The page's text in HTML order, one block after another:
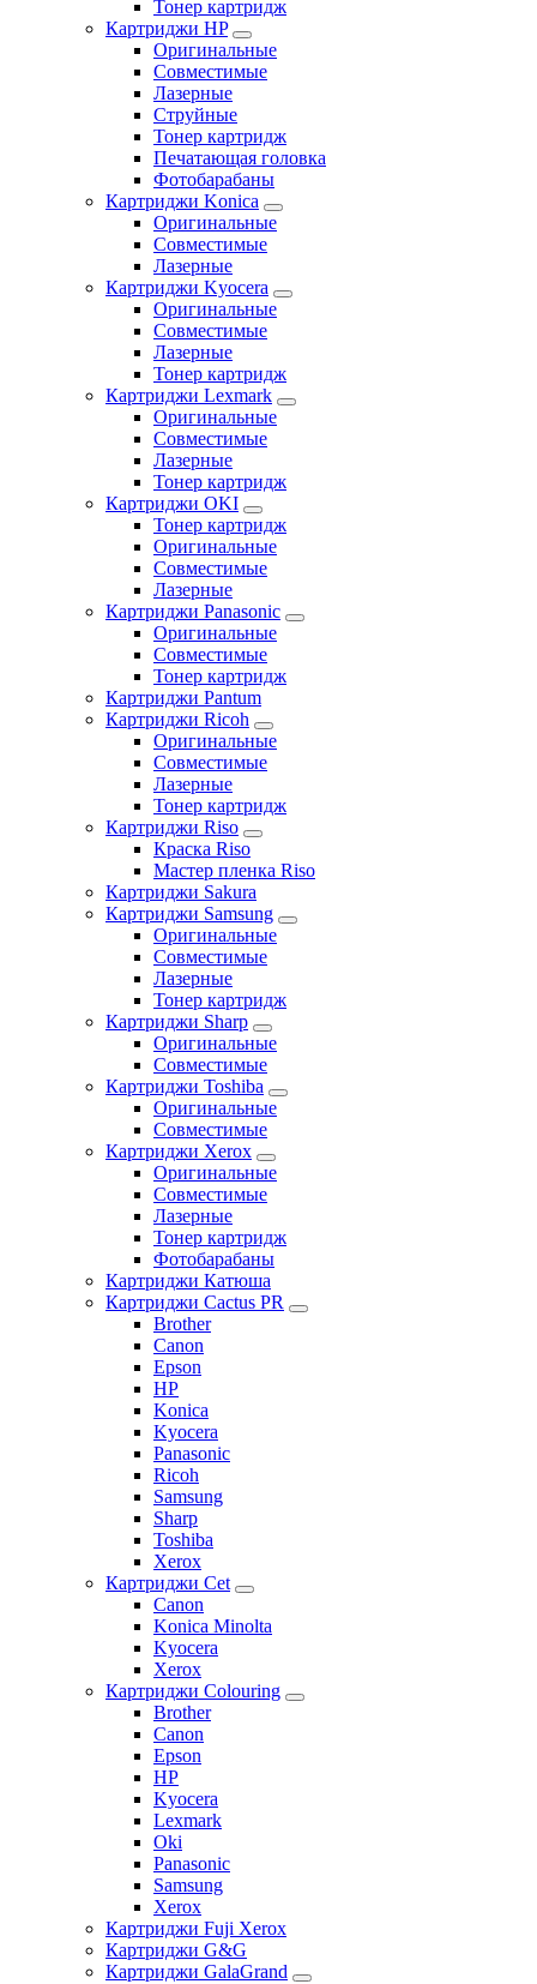
Тонер картридж
Картриджи HP
Оригинальные
Совместимые
Лазерные
Струйные
Тонер картридж
Печатающая головка
Фотобарабаны
Картриджи Konica
Оригинальные
Совместимые
Лазерные
Картриджи Kyocera
Оригинальные
Совместимые
Лазерные
Тонер картридж
Картриджи Lexmark
Оригинальные
Совместимые
Лазерные
Тонер картридж
Картриджи OKI
Тонер картридж
Оригинальные
Совместимые
Лазерные
Картриджи Panasonic
Оригинальные
Совместимые
Тонер картридж
Картриджи Pantum
Картриджи Ricoh
Оригинальные
Совместимые
Лазерные
Тонер картридж
Картриджи Riso
Краска Riso
Мастер пленка Riso
Картриджи Sakura
Картриджи Samsung
Оригинальные
Совместимые
Лазерные
Тонер картридж
Картриджи Sharp
Оригинальные
Совместимые
Картриджи Toshiba
Оригинальные
Совместимые
Картриджи Xerox
Оригинальные
Совместимые
Лазерные
Тонер картридж
Фотобарабаны
Картриджи Катюша
Картриджи Cactus PR
Brother
Canon
Epson
HP
Konica
Kyocera
Panasonic
Ricoh
Samsung
Sharp
Toshiba
Xerox
Картриджи Cet
Canon
Konica Minolta
Kyocera
Xerox
Картриджи Colouring
Brother
Canon
Epson
HP
Kyocera
Lexmark
Oki
Panasonic
Samsung
Xerox
Картриджи Fuji Xerox
Картриджи G&G
Картриджи GalaGrand